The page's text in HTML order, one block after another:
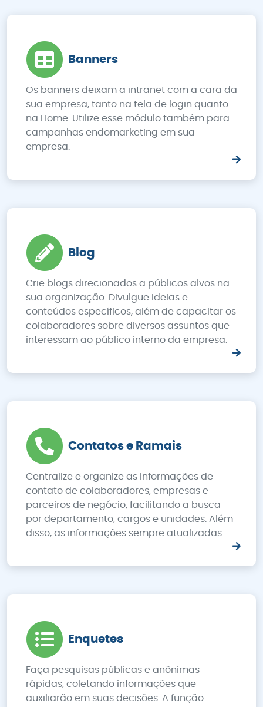
Banners
Os banners deixam a intranet com a cara da
sua empresa, tanto na tela de login quanto
na Home. Utilize esse módulo também para
campanhas endomarketing em sua
empresa.
Blog
Crie blogs direcionados a públicos alvos na
sua organização. Divulgue ideias e
conteúdos específicos, além de capacitar os
colaboradores sobre diversos assuntos que
interessam ao público interno da empresa.
Contatos e Ramais
Centralize e organize as informações de
contato de colaboradores, empresas e
parceiros de negócio, facilitando a busca
por departamento, cargos e unidades. Além
disso, as informações sempre atualizadas.
Enquetes
Faça pesquisas públicas e anônimas
rápidas, coletando informações que
auxiliarão em suas decisões. A função